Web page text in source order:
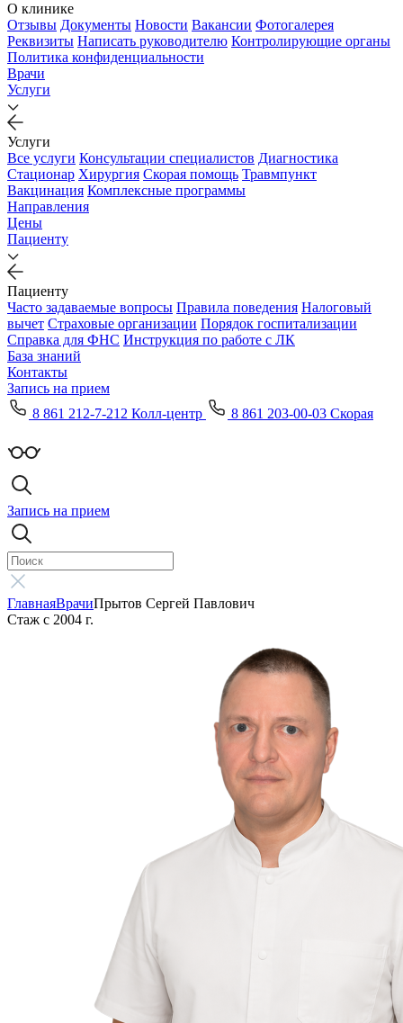
О клинике
Отзывы Документы Новости Вакансии Фотогалерея
Реквизиты Написать руководителю Контролирующие органы
Политика конфиденциальности
Врачи
Услуги
Услуги
Все услуги Консультации специалистов Диагностика
Стационар Хирургия Скорая помощь Травмпункт
Вакцинация Комплексные программы
Направления
Цены
Пациенту
Пациенту
Часто задаваемые вопросы Правила поведения Налоговый
вычет Страховые организации Порядок госпитализации
Справка для ФНС Инструкция по работе с ЛК
База знаний
Контакты
Запись на прием
8 861 212-7-212 Колл-центр
8 861 203-00-03 Скорая
Запись на прием
ГлавнаяВрачиПрытов Сергей Павлович
Стаж с 2004 г.